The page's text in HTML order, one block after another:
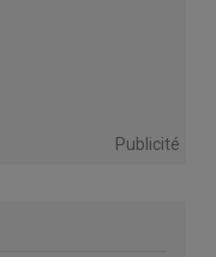
Publicité